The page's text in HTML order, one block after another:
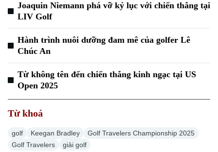
Joaquin Niemann phá vỡ kỷ lục với chiến thắng tại
LIV Golf
Hành trình nuôi dưỡng đam mê của golfer Lê
Chúc An
Từ không tên đến chiến thắng kinh ngạc tại US
Open 2025
Từ khoá
golf Keegan Bradley
Golf Travelers Championship 2025
Golf Travelers
giải golf